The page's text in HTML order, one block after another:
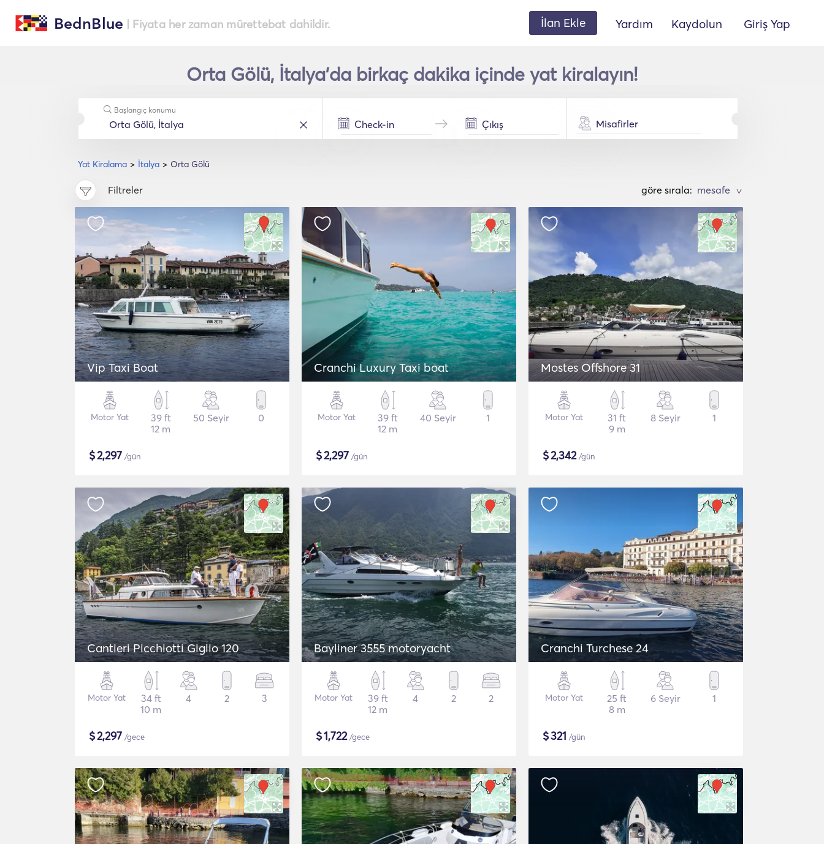
BednBlue | Fiyata her zaman mürettebat dahildir. İlan Ekle Yardım Kaydolun Giriş Yap
Orta Gölü, İtalya'da birkaç dakika içinde yat kiralayın!
Yat Kiralama İtalya Orta Gölü
Başlangıç konumu
Misafirler
Filtreler göre sırala: >
Vip Taxi Boat
Motor Yat
39 ft
12 m
50 Seyir 0
$2,297 /gün
Cranchi Luxury Taxi boat
Motor Yat
39 ft
12 m
40 Seyir 1
$2,297 /gün
Mostes Offshore 31
Motor Yat
31 ft
9 m
8 Seyir 1
$2,342/gün
Cantieri Picchiotti Giglio 120
Motor Yat
34 ft
10 m
4 2 3
$2,297 /gece
Bayliner 3555 motoryacht
Motor Yat
39 ft
12 m
4 2 2
$1,722/gece
Cranchi Turchese 24
Motor Yat
25 ft
8 m
6 Seyir 1
$321 /gün